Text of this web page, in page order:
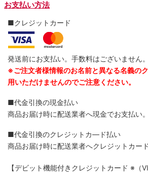
お支払い方法
■クレジットカード
発送前にお支払い。手数料はございません。
※ご注文者様情報のお名前と異なる名義の
用いただけませんのでご注意ください。
■代金引換の現金払い
商品お届け時に配送業者へ現金でお支払い。
■代金引換のクレジットカ―ド払い
商品お届け時に配送業者へクレジットカー
【デビット機能付きクレジットカード ※（